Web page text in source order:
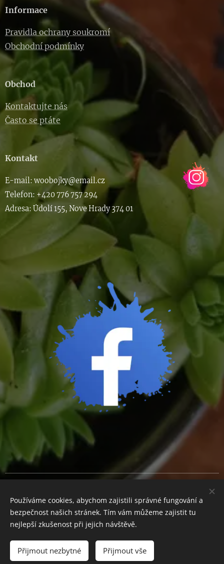
Do košíku
Informace
Pravidla ochrany soukromí
Obchodní podmínky
Obchod
Kontaktujte nás
Často se ptáte
Kontakt
E-mail: woobojky@email.cz
Telefon: +420 776 757 294
Adresa: Údolí 155, Nove Hrady 374 01
Měna
CZK Kč
EUR €
Používáme cookies, abychom zajistili správné fungování a
bezpečnost našich stránek. Tím vám můžeme zajistit tu
nejlepší zkušenost při jejich návštěvě.
Přijmout nezbytné Přijmout vše